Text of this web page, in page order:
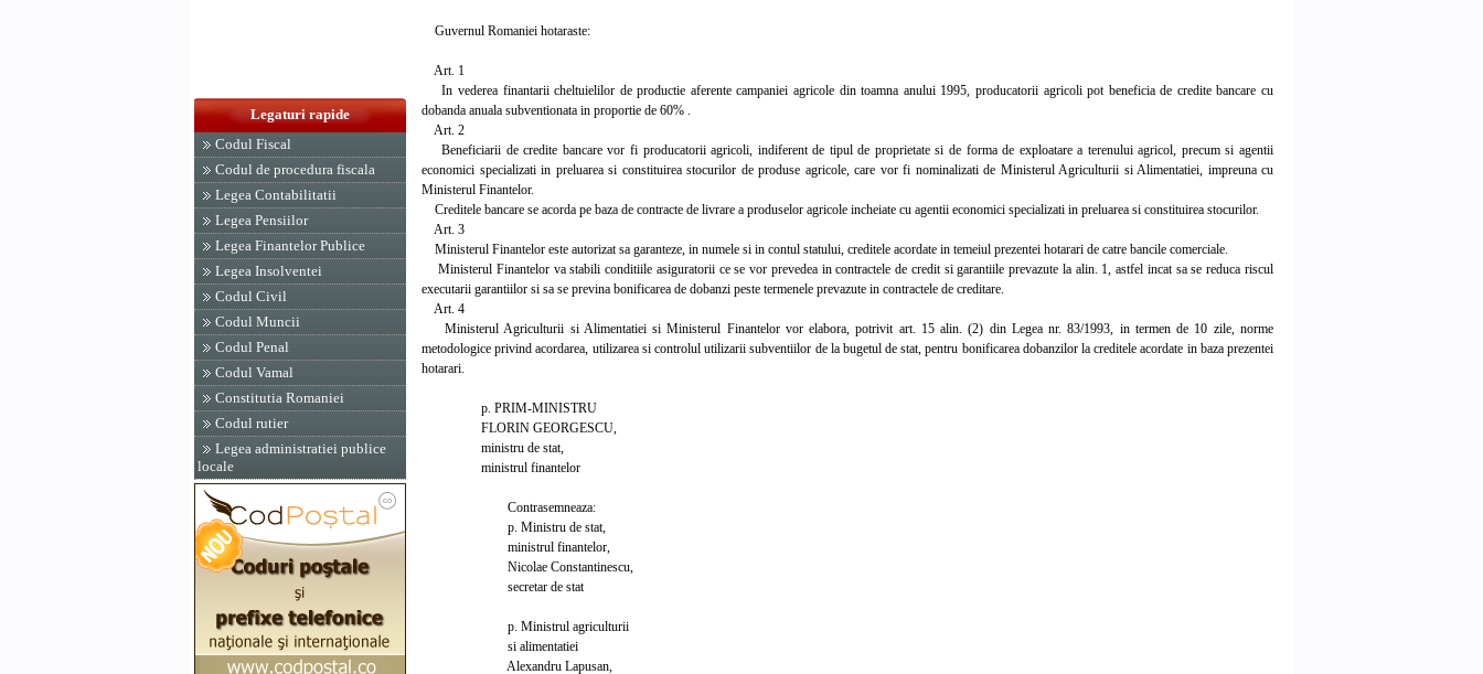
Legaturi rapide
Codul Fiscal
Codul de procedura fiscala
Legea Contabilitatii
Legea Pensiilor
Legea Finantelor Publice
Legea Insolventei
Codul Civil
Codul Muncii
Codul Penal
Codul Vamal
Constitutia Romaniei
Codul rutier
Legea administratiei publice
locale
Guvernul Romaniei hotaraste:
Art. 1
In vederea finantarii cheltuielilor de productie aferente campaniei agricole din toamna anului 1995, producatorii agricoli pot beneficia de credite bancare cu
dobanda anuala subventionata in proportie de 60% .
Art. 2
Beneficiarii de credite bancare vor fi producatorii agricoli, indiferent de tipul de proprietate si de forma de exploatare a terenului agricol, precum si agentii
economici specializati in preluarea si constituirea stocurilor de produse agricole, care vor fi nominalizati de Ministerul Agriculturii si Alimentatiei, impreuna cu
Ministerul Finantelor.
Creditele bancare se acorda pe baza de contracte de livrare a produselor agricole incheiate cu agentii economici specializati in preluarea si constituirea stocurilor.
Art. 3
Ministerul Finantelor este autorizat sa garanteze, in numele si in contul statului, creditele acordate in temeiul prezentei hotarari de catre bancile comerciale.
Ministerul Finantelor va stabili conditiile asiguratorii ce se vor prevedea in contractele de credit si garantiile prevazute la alin. 1, astfel incat sa se reduca riscul
executarii garantiilor si sa se previna bonificarea de dobanzi peste termenele prevazute in contractele de creditare.
Art. 4
Ministerul Agriculturii si Alimentatiei si Ministerul Finantelor vor elabora, potrivit art. 15 alin. (2) din Legea nr. 83/1993, in termen de 10 zile, norme
metodologice privind acordarea, utilizarea si controlul utilizarii subventiilor de la bugetul de stat, pentru bonificarea dobanzilor la creditele acordate in baza prezentei
hotarari.
p. PRIM-MINISTRU
FLORIN GEORGESCU,
ministru de stat,
ministrul finantelor
Contrasemneaza:
p. Ministru de stat,
ministrul finantelor,
Nicolae Constantinescu,
secretar de stat
p. Ministrul agriculturii
si alimentatiei
Alexandru Lapusan,